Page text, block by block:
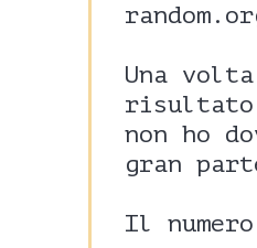
Una
risultato
non ho
gran
Il